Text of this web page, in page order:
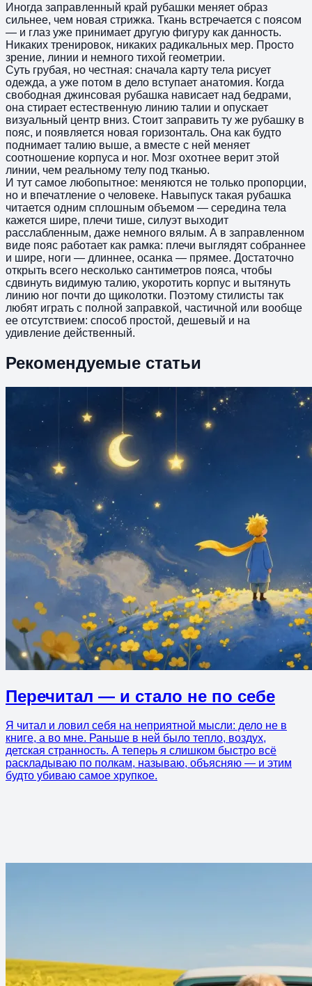
Иногда заправленный край рубашки меняет образ
сильнее, чем новая стрижка. Ткань встречается с поясом
— и глаз уже принимает другую фигуру как данность.
Никаких тренировок, никаких радикальных мер. Просто
зрение, линии и немного тихой геометрии.
Суть грубая, но честная: сначала карту тела рисует
одежда, а уже потом в дело вступает анатомия. Когда
свободная джинсовая рубашка нависает над бедрами,
она стирает естественную линию талии и опускает
визуальный центр вниз. Стоит заправить ту же рубашку в
пояс, и появляется новая горизонталь. Она как будто
поднимает талию выше, а вместе с ней меняет
соотношение корпуса и ног. Мозг охотнее верит этой
линии, чем реальному телу под тканью.
И тут самое любопытное: меняются не только пропорции,
но и впечатление о человеке. Навыпуск такая рубашка
читается одним сплошным объемом — середина тела
кажется шире, плечи тише, силуэт выходит
расслабленным, даже немного вялым. А в заправленном
виде пояс работает как рамка: плечи выглядят собраннее
и шире, ноги — длиннее, осанка — прямее. Достаточно
открыть всего несколько сантиметров пояса, чтобы
сдвинуть видимую талию, укоротить корпус и вытянуть
линию ног почти до щиколотки. Поэтому стилисты так
любят играть с полной заправкой, частичной или вообще
ее отсутствием: способ простой, дешевый и на
удивление действенный.
Рекомендуемые статьи
Перечитал — и стало не по себе
Я читал и ловил себя на неприятной мысли: дело не в
книге, а во мне. Раньше в ней было тепло, воздух,
детская странность. А теперь я слишком быстро всё
раскладываю по полкам, называю, объясняю — и этим
будто убиваю самое хрупкое.